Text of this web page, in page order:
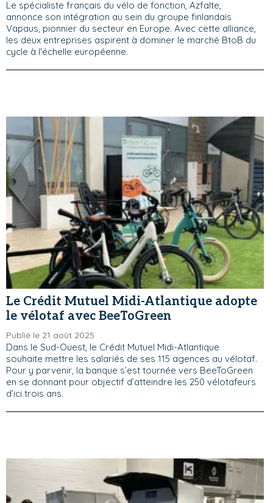
Le spécialiste français du vélo de fonction, Azfalte,
annonce son intégration au sein du groupe finlandais
Vapaus, pionnier du secteur en Europe. Avec cette alliance,
les deux entreprises aspirent à dominer le marché BtoB du
cycle à l'échelle européenne.
Le Crédit Mutuel Midi-Atlantique adopte
le vélotaf avec BeeToGreen
Publié le 21 août 2025
Dans le Sud-Ouest, le Crédit Mutuel Midi-Atlantique
souhaite mettre les salariés de ses 115 agences au vélotaf.
Pour y parvenir, la banque s’est tournée vers BeeToGreen
en se donnant pour objectif d’atteindre les 250 vélotafeurs
d’ici trois ans.